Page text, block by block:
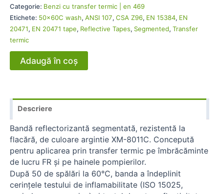
Categorie: Benzi cu transfer termic | en 469
Etichete: 50x60C wash, ANSI 107, CSA Z96, EN 15384, EN
20471, EN 20471 tape, Reflective Tapes, Segmented, Transfer
termic
Adaugă în coș
Descriere
Bandă reflectorizantă segmentată, rezistentă la
flacără, de culoare argintie XM-8011C. Concepută
pentru aplicarea prin transfer termic pe îmbrăcăminte
de lucru FR și pe hainele pompierilor.
După 50 de spălări la 60°С, banda a îndeplinit
cerințele testului de inflamabilitate (ISO 15025,